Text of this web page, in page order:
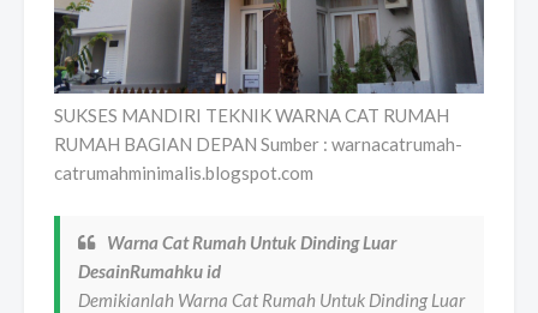
SUKSES MANDIRI TEKNIK WARNA CAT RUMAH
RUMAH BAGIAN DEPAN Sumber : warnacatrumah-
catrumahminimalis.blogspot.com
Warna Cat Rumah Untuk Dinding Luar
DesainRumahku id
Demikianlah Warna Cat Rumah Untuk Dinding Luar